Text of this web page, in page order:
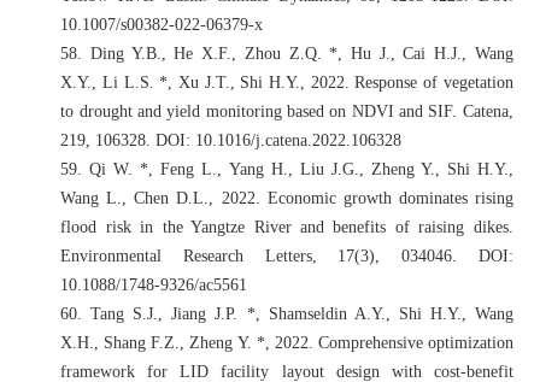
10.1007/s00382-022-06379-x
58.Ding Y.B., He X.F., Zhou Z.Q. *, Hu J., Cai H.J., Wang
X.Y., Li L.S. *, Xu J.T., Shi H.Y., 2022. Response of vegetation
to drought and yield monitoring based on NDVI and SIF. Catena,
219, 106328. DOI: 10.1016/j.catena.2022.106328
59.Qi W. *, Feng L., Yang H., Liu J.G., Zheng Y., Shi H.Y.,
Wang L., Chen D.L., 2022. Economic growth dominates rising
flood risk in the Yangtze River and benefits of raising dikes.
Environmental Research Letters, 17(3), 034046. DOI:
10.1088/1748-9326/ac5561
60.Tang S.J., Jiang J.P. *, Shamseldin A.Y., Shi H.Y., Wang
X.H., Shang F.Z., Zheng Y. *, 2022. Comprehensive optimization
framework for LID facility layout design with cost-benefit